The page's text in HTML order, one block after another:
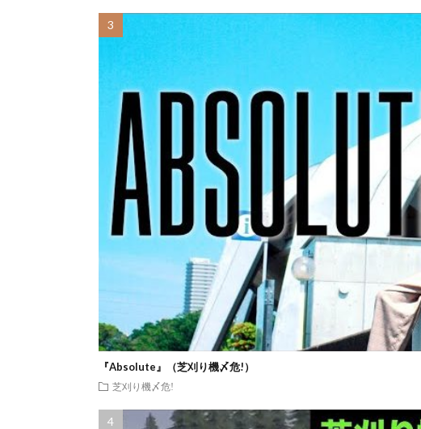
『Absolute』（芝刈り機〆危!）
芝刈り機〆危!